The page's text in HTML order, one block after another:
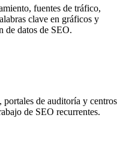
fuentes de tráfico,
clave en gráficos y
de datos de SEO.
portales de auditoría y centros
de SEO recurrentes.